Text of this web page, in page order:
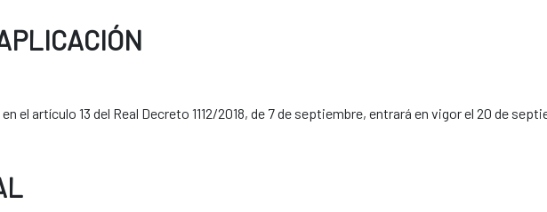
el artículo 13 del Real Decreto 1112/2018, de 7 de septiembre, entrará en vigor el 20 de